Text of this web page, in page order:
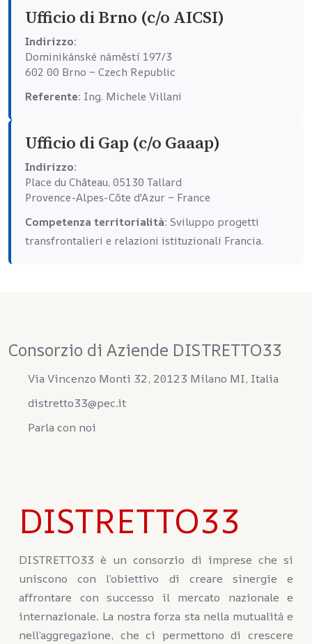
Ufficio di Brno (c/o AICSI)
Indirizzo:
Dominikánské náměstí 197/3
602 00 Brno – Czech Republic
Referente: Ing. Michele Villani
Ufficio di Gap (c/o Gaaap)
Indirizzo:
Place du Château, 05130 Tallard
Provence-Alpes-Côte d'Azur – France
Competenza territorialità: Sviluppo progetti
transfrontalieri e relazioni istituzionali Francia.
Consorzio di Aziende DISTRETTO33
Via Vincenzo Monti 32, 20123 Milano MI, Italia
distretto33@pec.it
Parla con noi
DISTRETTO33
DISTRETTO33 è un consorzio di imprese che si
uniscono con l’obiettivo di creare sinergie e
affrontare con successo il mercato nazionale e
internazionale. La nostra forza sta nella mutualità e
nell’aggregazione, che ci permettono di crescere